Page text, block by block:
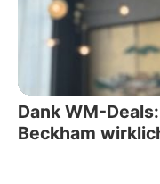
Dank WM-
Beckham